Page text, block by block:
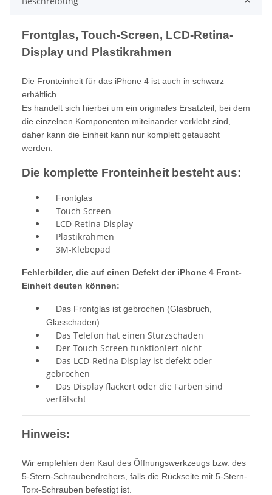
Frontglas, Touch-Screen, LCD-Retina-
Display und Plastikrahmen
Die Fronteinheit für das iPhone 4 ist auch in schwarz
erhältlich.
Es handelt sich hierbei um ein originales Ersatzteil, bei dem
die einzelnen Komponenten miteinander verklebt sind,
daher kann die Einheit kann nur komplett getauscht
werden.
Die komplette Fronteinheit besteht aus:
Frontglas
Touch Screen
LCD-Retina Display
Plastikrahmen
3M-Klebepad
Fehlerbilder, die auf einen Defekt der iPhone 4 Front-
Einheit deuten können:
Das Frontglas ist gebrochen (Glasbruch,
Glasschaden)
Das Telefon hat einen Sturzschaden
Der Touch Screen funktioniert nicht
Das LCD-Retina Display ist defekt oder
gebrochen
Das Display flackert oder die Farben sind
verfälscht
Hinweis:
Wir empfehlen den Kauf des Öffnungswerkzeugs bzw. des
5-Stern-Schraubendrehers, falls die Rückseite mit 5-Stern-
Torx-Schrauben befestigt ist.